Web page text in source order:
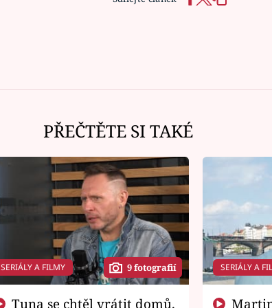
PŘEČTĚTE SI TAKÉ
SERIÁLY A FILMY 9 fotografií SERIÁLY A